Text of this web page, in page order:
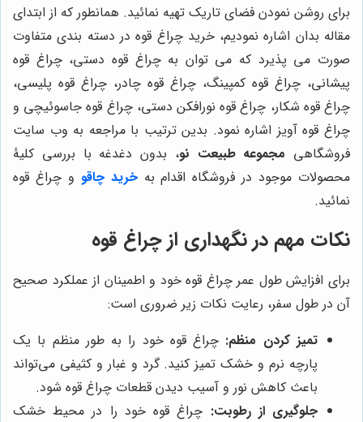
برای روشن نمودن فضای تاریک تهیه نمائید. همانطور که از ابتدای
مقاله بدان اشاره نمودیم، خرید چراغ قوه در دسته بندی متفاوت
صورت می پذیرد که می توان به چراغ قوه دستی، چراغ قوه
پیشانی، چراغ قوه کمپینگ، چراغ قوه چادر، چراغ قوه پلیسی،
چراغ قوه شکار، چراغ قوه نورافکن دستی، چراغ قوه جاسوئیچی و
چراغ قوه آویز اشاره نمود. بدین ترتیب با مراجعه به وب سایت
فروشگاهی مجموعه طبیعت نو، بدون دغدغه با بررسی کلیۀ
محصولات موجود در فروشگاه اقدام بهخرید چاقو وچراغ قوه
نمائید.
نکات مهم در نگهداری از چراغ قوه
برای افزایش طول عمر چراغ قوه خود و اطمینان از عملکرد صحیح
آن در طول سفر، رعایت نکات زیر ضروری است:
تمیز کردن منظم: چراغ قوه خود را به طور منظم با یک
پارچه نرم و خشک تمیز کنید. گرد و غبار و کثیفی می‌تواند
باعث کاهش نور و آسیب دیدن قطعات چراغ قوه شود.
جلوگیری از رطوبت: چراغ قوه خود را در محیط خشک